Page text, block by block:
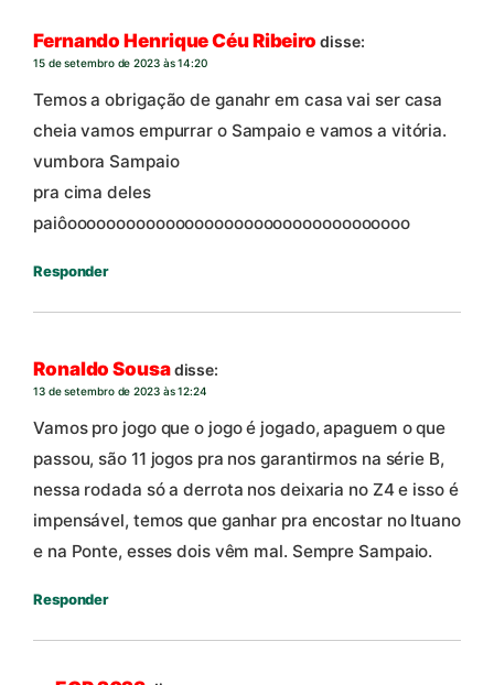
Fernando Henrique Céu Ribeiro disse:
15 de setembro de 2023 às 14:20
Temos a obrigação de ganahr em casa vai ser casa
cheia vamos empurrar o Sampaio e vamos a vitória.
vumbora Sampaio
pra cima deles
paiôooooooooooooooooooooooooooooooooooo
Responder
Ronaldo Sousadisse:
13 de setembro de 2023 às 12:24
Vamos pro jogo que o jogo é jogado, apaguem o que
passou, são 11 jogos pra nos garantirmos na série B,
nessa rodada só a derrota nos deixaria no Z4 e isso é
impensável, temos que ganhar pra encostar no Ituano
e na Ponte, esses dois vêm mal. Sempre Sampaio.
Responder